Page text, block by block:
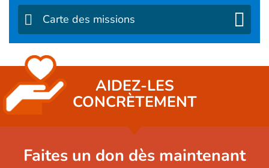
Carte des missions
AIDEZ-LES
CONCRÈTEMENT
Faites un don dès maintenant